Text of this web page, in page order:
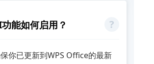
能如何启用？
你已更新到WPS Office的最新